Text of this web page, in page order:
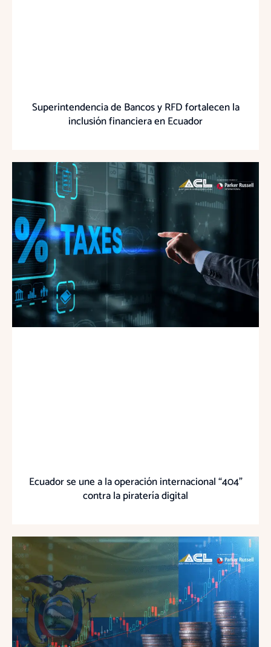
Superintendencia de Bancos y RFD fortalecen la
inclusión financiera en Ecuador
Ecuador se une a la operación internacional “404”
contra la piratería digital